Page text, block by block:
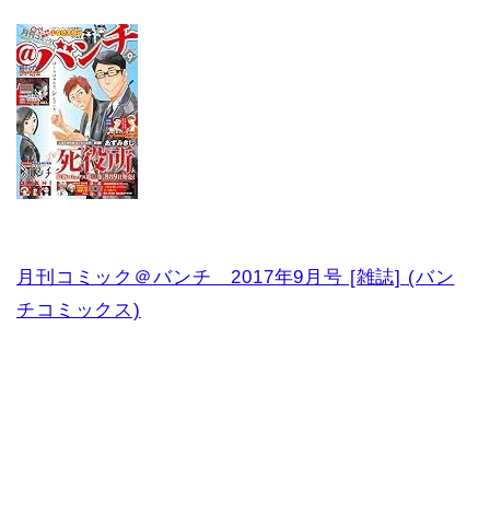
月刊コミック＠バンチ 2017年9月号 [雑誌] (バン
チコミックス)